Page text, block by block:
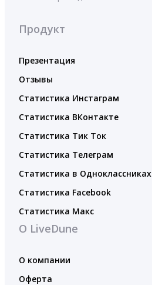
Продукт
Презентация
Отзывы
Статистика Инстаграм
Статистика ВКонтакте
Статистика Тик Ток
Статистика Телеграм
Статистика в Одноклассниках
Статистика Facebook
Статистика Макс
О LiveDune
О компании
Оферта